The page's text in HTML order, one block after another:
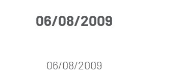
06/08/2009
06/08/2009